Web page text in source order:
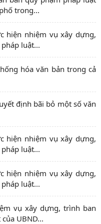
trong...
hiện nhiệm vụ xây dựng,
luật...
hóa văn bản trong cả
định bãi bỏ một số văn
hiện nhiệm vụ xây dựng,
luật...
hiện nhiệm vụ xây dựng,
luật...
vụ xây dựng, trình ban
UBND...